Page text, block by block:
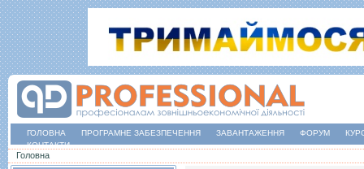
ГОЛОВНА ПРОГРАМНЕ ЗАБЕЗПЕЧЕННЯ ЗАВАНТАЖЕННЯ ФОРУМ
КОНТАКТИ
Ви є тут
Головна